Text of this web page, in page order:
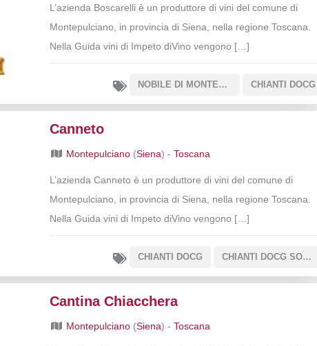
L’azienda Boscarelli è un produttore di vini del comune di
Montepulciano, in provincia di Siena, nella regione Toscana.
Nella Guida vini di Impeto diVino vengono […]
NOBILE DI MONTEPULCIANO CHIANTI DOCG
Canneto
Montepulciano (Siena) -Toscana
L’azienda Canneto è un produttore di vini del comune di
Montepulciano, in provincia di Siena, nella regione Toscana.
Nella Guida vini di Impeto diVino vengono […]
CHIANTI DOCG CHIANTI DOCG SOTTOZONA COLLI SENESI
Cantina Chiacchera
Montepulciano (Siena) -Toscana